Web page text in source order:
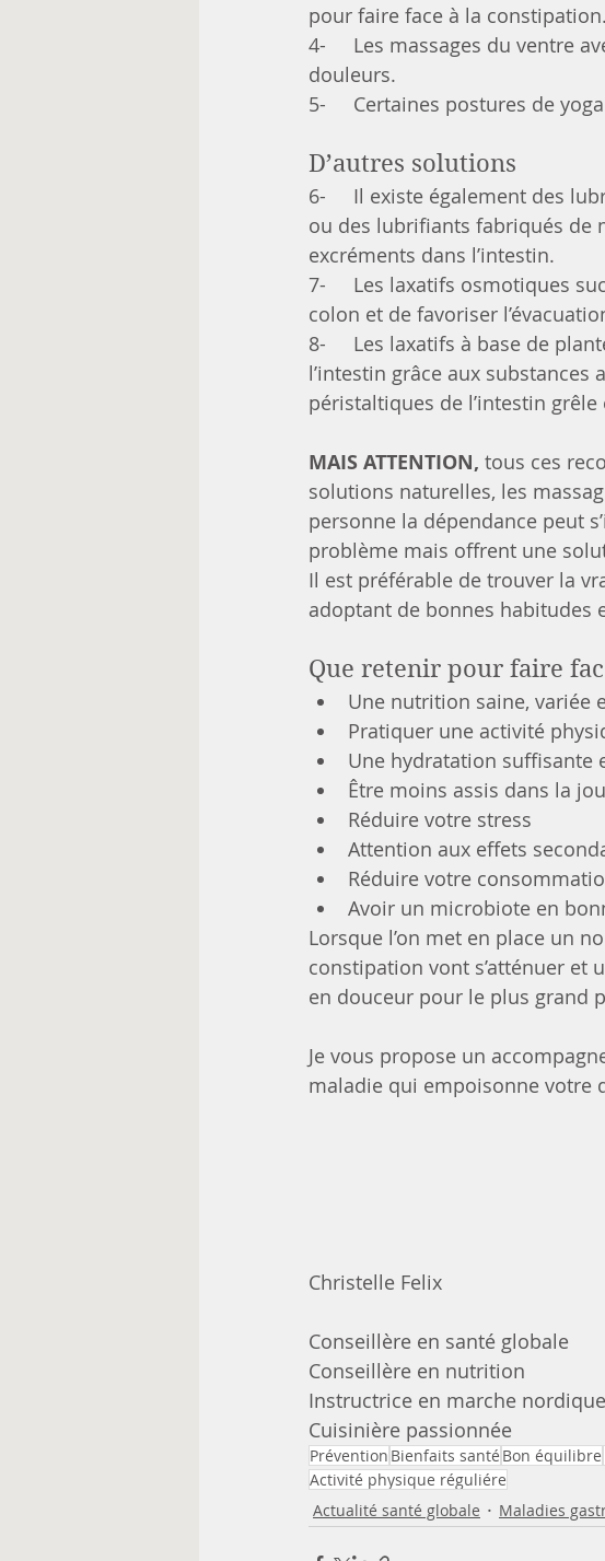
pour faire face à la constipation.
4-     Les massages du ventre
douleurs.
5-     Certaines postures de
D’autres solutions
6-     Il existe également des
ou des lubrifiants fabriqués de
excréments dans l’intestin.
7-     Les laxatifs osmotiques
colon et de favoriser
8-     Les laxatifs à base de
l’intestin grâce aux
péristaltiques de l’intestin
MAIS ATTENTION, tous ces
solutions naturelles, les
personne la dépendance peut
problème mais offrent une
Il est préférable de trouver la
adoptant de bonnes habitudes
Que retenir pour faire
Une nutrition saine, variée
Pratiquer une activité
Une hydratation suffisante
Être moins assis dans la
Réduire votre stress
Attention aux effets
Réduire votre
Avoir un microbiote en
Lorsque l’on met en place un
constipation vont s’atténuer et
en douceur pour le plus grand
Je vous propose un
maladie qui empoisonne votre
Christelle Felix
Conseillère en santé globale
Conseillère en nutrition
Instructrice en marche nordique
Cuisinière passionnée
Prévention Bienfaits santé Bon équilibre
Activité physique réguliére
Actualité santé globale
Maladies